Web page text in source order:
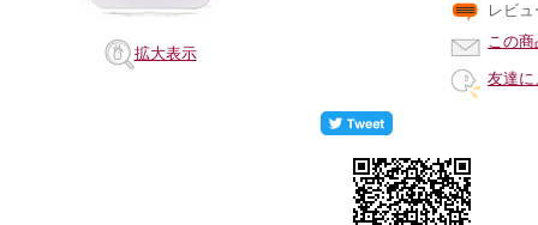
拡大表示
レビ
この
友達に